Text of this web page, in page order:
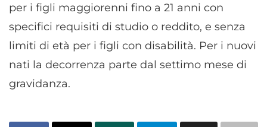
per i figli maggiorenni fino a 21 anni con
specifici requisiti di studio o reddito, e senza
limiti di età per i figli con disabilità. Per i nuovi
nati la decorrenza parte dal settimo mese di
gravidanza.